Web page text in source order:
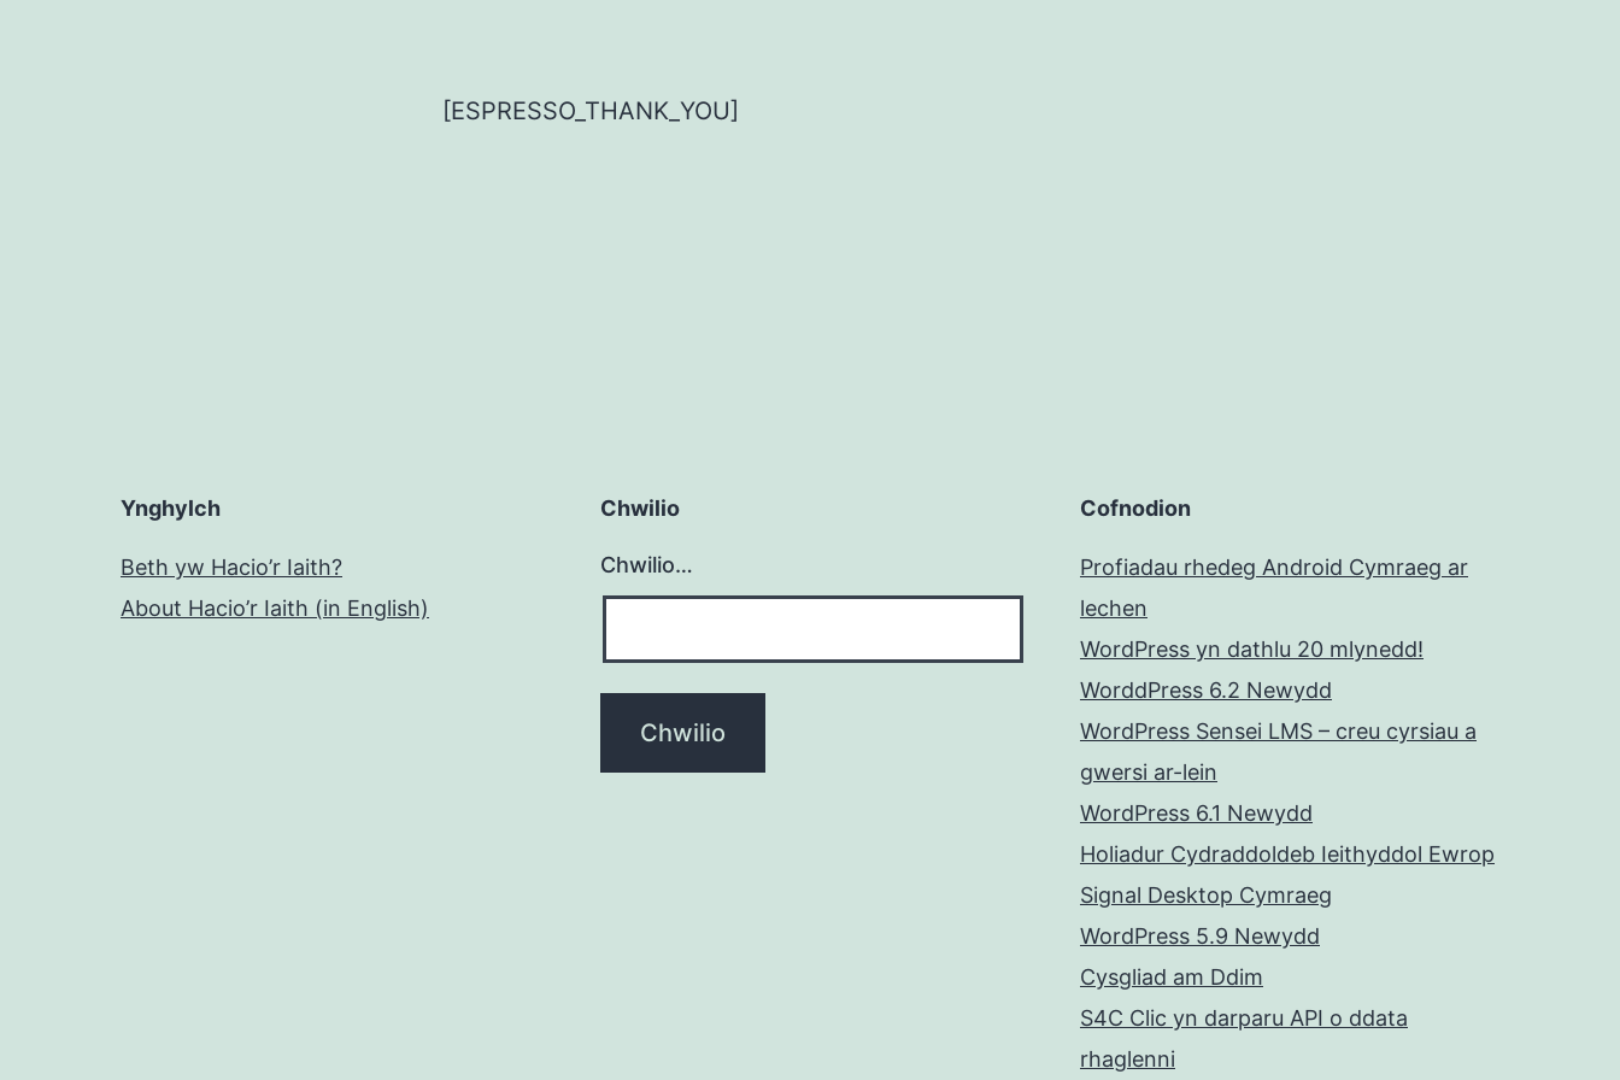
[ESPRESSO_THANK_YOU]
Ynghylch
Beth yw Hacio’r Iaith?
About Hacio’r Iaith (in English)
Chwilio
Chwilio…
Cofnodion
Profiadau rhedeg Android Cymraeg ar
lechen
WordPress yn dathlu 20 mlynedd!
WorddPress 6.2 Newydd
WordPress Sensei LMS – creu cyrsiau a
gwersi ar-lein
WordPress 6.1 Newydd
Holiadur Cydraddoldeb Ieithyddol Ewrop
Signal Desktop Cymraeg
WordPress 5.9 Newydd
Cysgliad am Ddim
S4C Clic yn darparu API o ddata
rhaglenni